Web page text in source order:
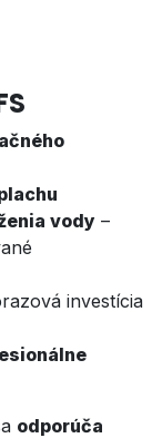
vody –
investícia
odporúča